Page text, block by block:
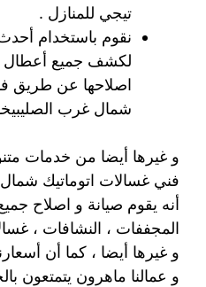
تيجي للمنازل .
نقوم باستخدام
لكشف جميع أعطال
اصلاحها عن طريق
شمال غرب
و غيرها أيضا من خدمات
فني غسالات اتوماتيك
أنه يقوم صيانة و اصلاح جميع
المجففات ، النشافات ،
و غيرها أيضا ، كما أن
و عمالنا ماهرون يتمتعون